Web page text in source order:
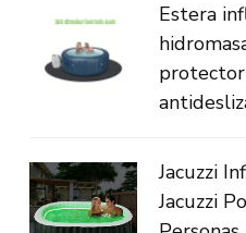
Estera
Jacuzzi
Jacuzzi